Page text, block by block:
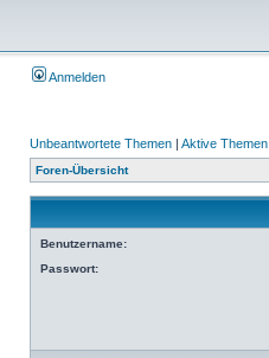
Anmelden
Unbeantwortete Themen | Aktive Themen
Foren-Übersicht
Benutzername:
Passwort: